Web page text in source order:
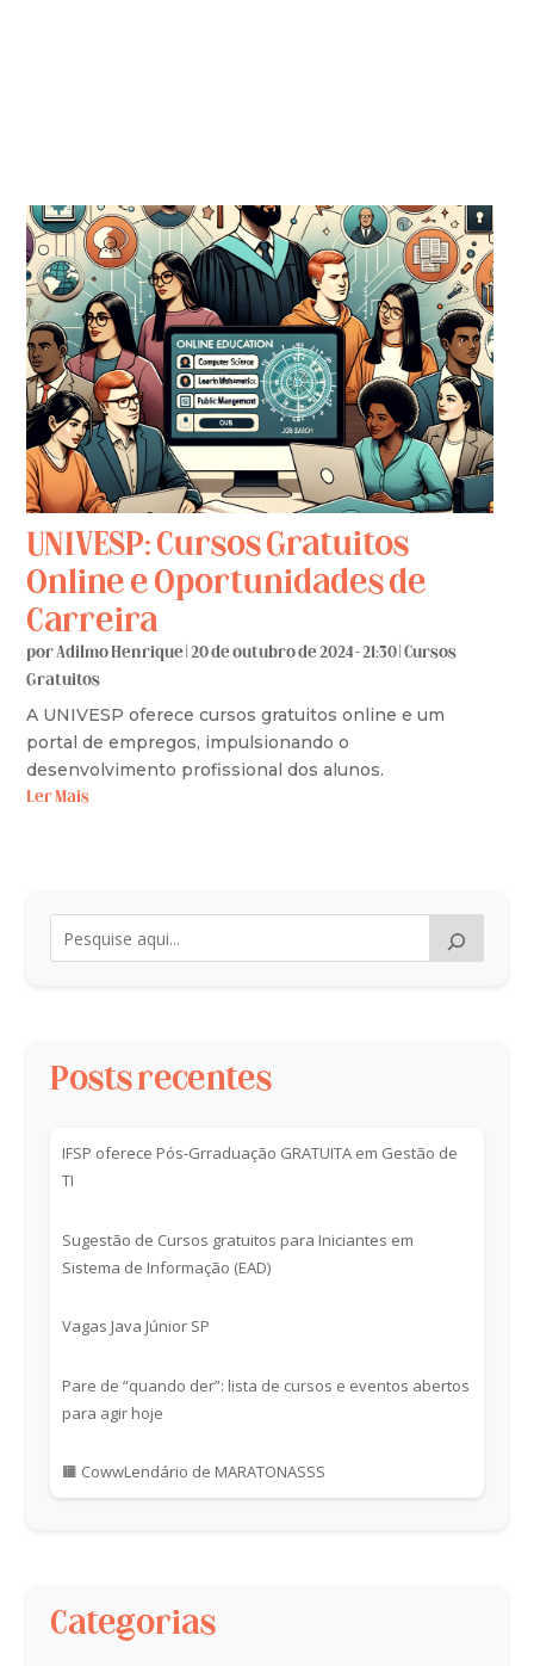
UNIVESP: Cursos Gratuitos
Online e Oportunidades de
Carreira
porAdilmo Henrique |20 de outubro de 2024 - 21:30 |Cursos
Gratuitos
A UNIVESP oferece cursos gratuitos online e um
portal de empregos, impulsionando o
desenvolvimento profissional dos alunos.
Ler Mais
Posts recentes
IFSP oferece Pós-Grraduação GRATUITA em Gestão de
TI
Sugestão de Cursos gratuitos para Iniciantes em
Sistema de Informação (EAD)
Vagas Java Júnior SP
Pare de “quando der”: lista de cursos e eventos abertos
para agir hoje
🟧 CowwLendário de MARATONASSS
Categorias